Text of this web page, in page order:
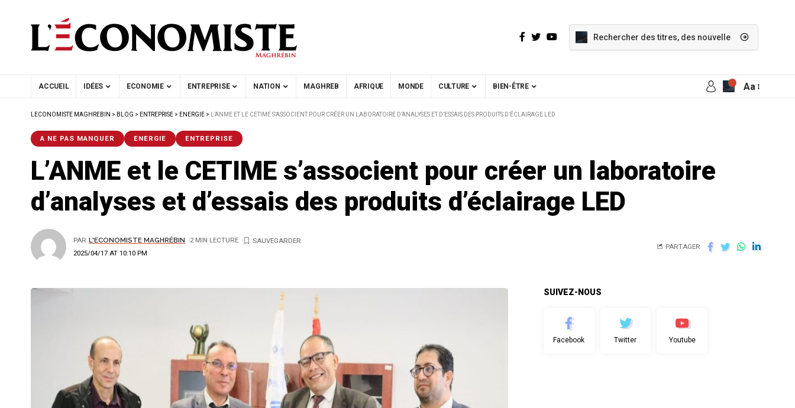
ACCUEIL IDÉES ECONOMIE ENTREPRISE NATION MAGHREB AFRIQUE MONDE CULTURE BIEN-ÊTRE Aa
LECONOMISTE MAGHREBIN > BLOG > ENTREPRISE > ENERGIE > L’ANME ET LE CETIME S’ASSOCIENT POUR CRÉER UN LABORATOIRE D’ANALYSES ET D’ESSAIS DES PRODUITS D’ÉCLAIRAGE LED
A NE PAS MANQUER ENERGIE ENTREPRISE
L’ANME et le CETIME s’associent pour créer un laboratoire
d’analyses et d’essais des produits d’éclairage LED
2025/04/17 AT 10:10 PM
PAR L'ECONOMISTE MAGHRÉBIN 2 MIN LECTURE
PARTAGER
SUIVEZ-NOUS
Facebook Twitter Youtube